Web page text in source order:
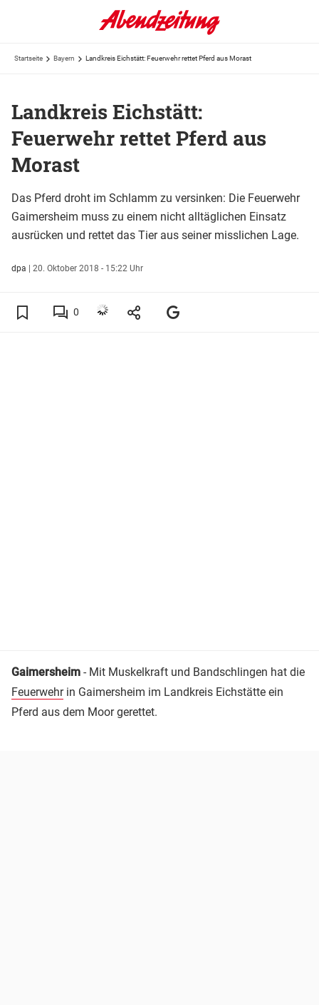
Startseite Bayern Landkreis Eichstätt: Feuerwehr rettet Pferd aus Morast
Landkreis Eichstätt:
Feuerwehr rettet Pferd aus
Morast
Das Pferd droht im Schlamm zu versinken: Die Feuerwehr
Gaimersheim muss zu einem nicht alltäglichen Einsatz
ausrücken und rettet das Tier aus seiner misslichen Lage.
dpa | 20. Oktober 2018 - 15:22 Uhr
0
Gaimersheim - Mit Muskelkraft und Bandschlingen hat die
Feuerwehrin Gaimersheim im Landkreis Eichstätte ein
Pferd aus dem Moor gerettet.